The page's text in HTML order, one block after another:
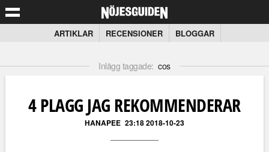
ARTIKLAR RECENSIONER BLOGGAR
Inlägg taggade: cos
4 PLAGG JAG REKOMMENDERAR
HANAPEE 23:18 2018-10-23